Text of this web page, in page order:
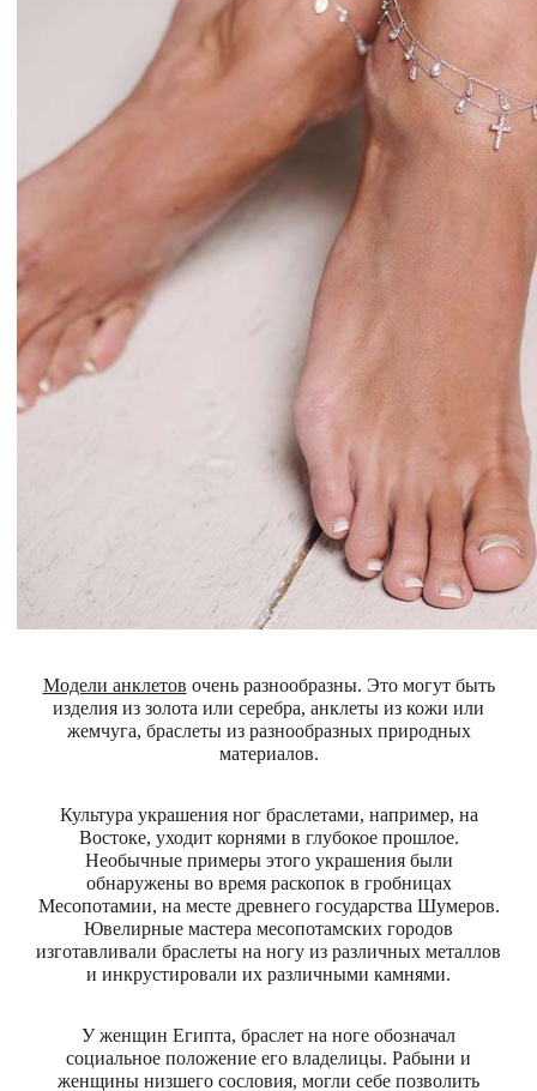
Модели анклетов очень разнообразны. Это могут быть
изделия из золота или серебра, анклеты из кожи или
жемчуга, браслеты из разнообразных природных
материалов.
Культура украшения ног браслетами, например, на
Востоке, уходит корнями в глубокое прошлое.
Необычные примеры этого украшения были
обнаружены во время раскопок в гробницах
Месопотамии, на месте древнего государства Шумеров.
Ювелирные мастера месопотамских городов
изготавливали браслеты на ногу из различных металлов
и инкрустировали их различными камнями.
У женщин Египта, браслет на ноге обозначал
социальное положение его владелицы. Рабыни и
женщины низшего сословия, могли себе позволить